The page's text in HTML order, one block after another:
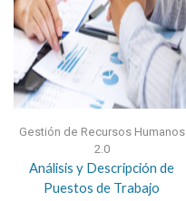
Gestión de Recursos Humanos
2.0
Análisis y Descripción de
Puestos de Trabajo